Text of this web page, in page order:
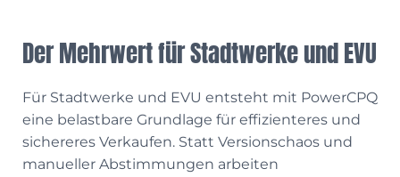
Der Mehrwert für Stadtwerke und EVU
Für Stadtwerke und EVU entsteht mit PowerCPQ
eine belastbare Grundlage für effizienteres und
sichereres Verkaufen. Statt Versionschaos und
manueller Abstimmungen arbeiten